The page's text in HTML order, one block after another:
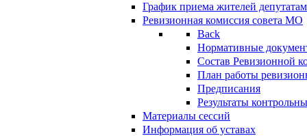
График приема жителей
Ревизионная комиссия совета МО
Back
Нормативные
Состав Ревизионной
План работы
Предписания
Результаты
Материалы сессий
Информация об уставах